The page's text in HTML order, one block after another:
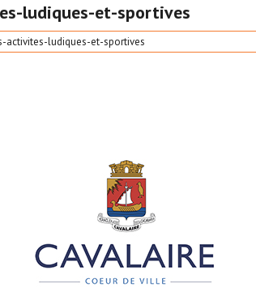
ludiques-et-sportives
activites-ludiques-et-sportives